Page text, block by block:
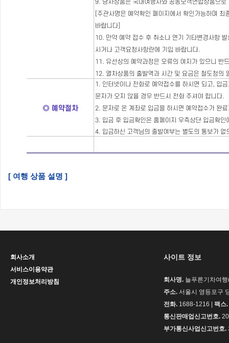
[ 여행 상품 설명 ]
회사소개
서비스이용약관
개인정보처리방침
사이트 정보
회사명. 늘푸른기차여
주소. 서울시 영등포구
전화. 1688-1216 | 팩스.
통신판매업신고번호.
부가통신사업신고번호.